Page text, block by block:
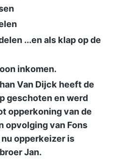
...en als klap op de
inkomen.
Van Dijck heeft de
geschoten en werd
opperkoning van de
opvolging van Fons
opperkeizer is
Jan.